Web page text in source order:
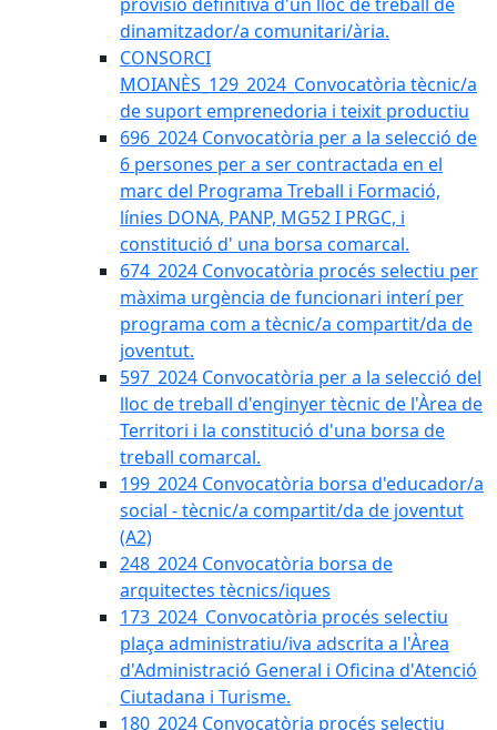
dinamitzador/a comunitari/ària.
CONSORCI
MOIANÈS_129_2024_Convocatòria tècnic/a
de suport emprenedoria i teixit productiu
696_2024 Convocatòria per a la selecció de
6 persones per a ser contractada en el
marc del Programa Treball i Formació,
línies DONA, PANP, MG52 I PRGC, i
constitució d' una borsa comarcal.
674_2024 Convocatòria procés selectiu per
màxima urgència de funcionari interí per
programa com a tècnic/a compartit/da de
joventut.
597_2024 Convocatòria per a la selecció del
lloc de treball d'enginyer tècnic de l'Àrea de
Territori i la constitució d'una borsa de
treball comarcal.
199_2024 Convocatòria borsa d'educador/a
social - tècnic/a compartit/da de joventut
(A2)
248_2024 Convocatòria borsa de
arquitectes tècnics/iques
173_2024_Convocatòria procés selectiu
plaça administratiu/iva adscrita a l'Àrea
d'Administració General i Oficina d'Atenció
Ciutadana i Turisme.
180_2024 Convocatòria procés selectiu